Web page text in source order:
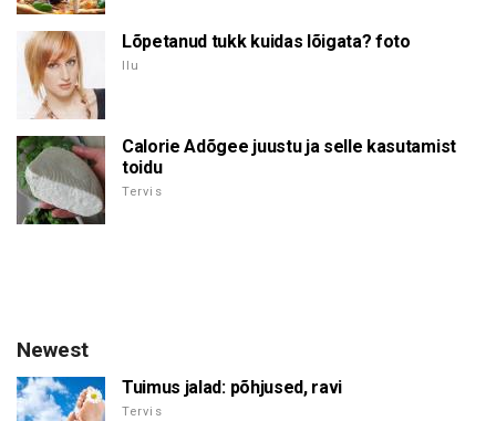
Lõpetanud tukk kuidas lõigata? foto
Ilu
Calorie Adõgee juustu ja selle kasutamist
toidu
Tervis
Newest
Tuimus jalad: põhjused, ravi
Tervis